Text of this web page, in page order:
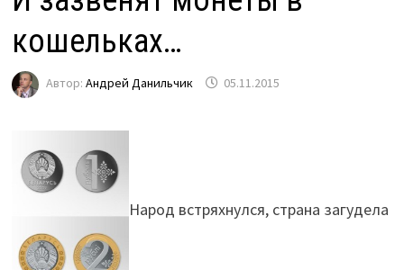
кошельках…
Автор: Андрей Данильчик 05.11.2015
Народ встряхнулся, страна загудела